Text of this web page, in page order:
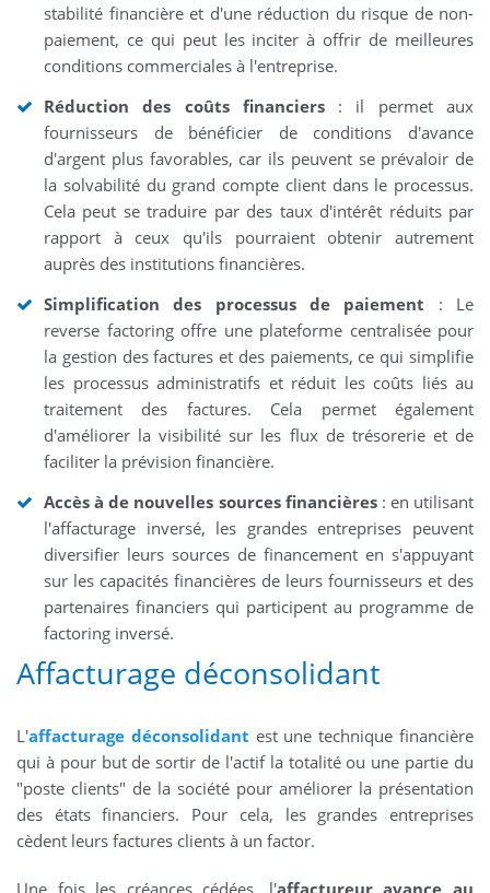
stabilité financière et d'une réduction du risque de non-
paiement, ce qui peut les inciter à offrir de meilleures
conditions commerciales à l'entreprise.
Réduction des coûts financiers: il permet aux
fournisseurs de bénéficier de conditions d'avance
d'argent plus favorables, car ils peuvent se prévaloir de
la solvabilité du grand compte client dans le processus.
Cela peut se traduire par des taux d'intérêt réduits par
rapport à ceux qu'ils pourraient obtenir autrement
auprès des institutions financières.
Simplification des processus de paiement : Le
reverse factoring offre une plateforme centralisée pour
la gestion des factures et des paiements, ce qui simplifie
les processus administratifs et réduit les coûts liés au
traitement des factures. Cela permet également
d'améliorer la visibilité sur les flux de trésorerie et de
faciliter la prévision financière.
Accès à de nouvelles sources financières: en utilisant
l'affacturage inversé, les grandes entreprises peuvent
diversifier leurs sources de financement en s'appuyant
sur les capacités financières de leurs fournisseurs et des
partenaires financiers qui participent au programme de
factoring inversé.
Affacturage déconsolidant
L'affacturage déconsolidant est une technique financière
qui à pour but de sortir de l'actif la totalité ou une partie du
"poste clients" de la société pour améliorer la présentation
des états financiers. Pour cela, les grandes entreprises
cèdent leurs factures clients à un factor.